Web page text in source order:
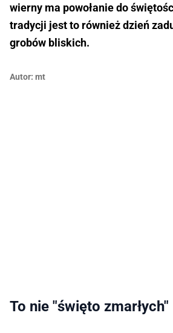
wierny ma powołanie do
tradycji jest to również dzień
grobów bliskich.
Autor: mt
To nie "święto zmarłych"